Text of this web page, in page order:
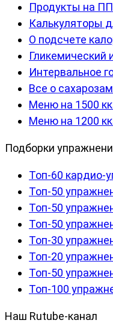
Продукты на ПП
Калькуляторы
О подсчете
Гликемический
Интервальное
Все о
Меню на 1500
Меню на 1200
Подборки
Топ-60 кардио-
Топ-50
Топ-50
Топ-50
Топ-30
Топ-20
Топ-50
Топ-100
Наш Rutube-канал